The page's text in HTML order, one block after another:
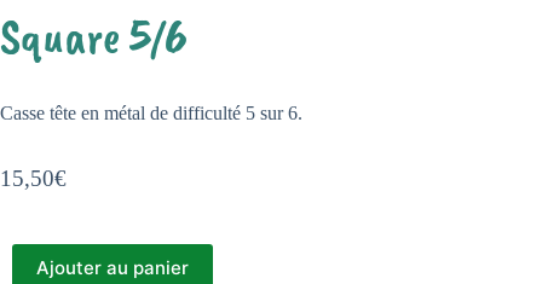
Square 5/6
15,50€
Casse tête en métal de difficulté 5 sur 6.
Ajouter au panier